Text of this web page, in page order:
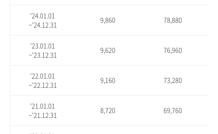
'24.01.01
~'24.12.31
9,860 78,880
'23.01.01
~'23.12.31
9,620 76,960
'22.01.01
~'22.12.31
9,160 73,280
'21.01.01
~'21.12.31
8,720 69,760